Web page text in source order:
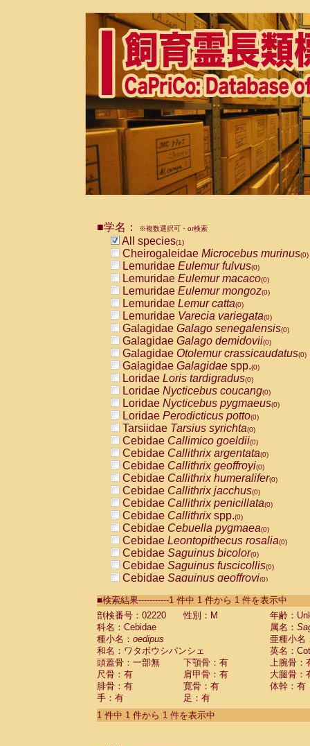
■学名： ※複数選択可・or検索
All species(1)
Cheirogaleidae Microcebus murinus(0)
Lemuridae Eulemur fulvus(0)
Lemuridae Eulemur macaco(0)
Lemuridae Eulemur mongoz(0)
Lemuridae Lemur catta(0)
Lemuridae Varecia variegata(0)
Galagidae Galago senegalensis(0)
Galagidae Galago demidovii(0)
Galagidae Otolemur crassicaudatus(0)
Galagidae Galagidae spp.(0)
Loridae Loris tardigradus(0)
Loridae Nycticebus coucang(0)
Loridae Nycticebus pygmaeus(0)
Loridae Perodicticus potto(0)
Tarsiidae Tarsius syrichta(0)
Cebidae Callimico goeldii(0)
Cebidae Callithrix argentata(0)
Cebidae Callithrix geoffroyi(0)
Cebidae Callithrix humeralifer(0)
Cebidae Callithrix jacchus(0)
Cebidae Callithrix penicillata(0)
Cebidae Callithrixspp.(0)
Cebidae Cebuella pygmaea(0)
Cebidae Leontopithecus rosalia(0)
Cebidae Saguinus bicolor(0)
Cebidae Saguinus fuscicollis(0)
Cebidae Saguinus geoffroyi(0)
CebidaeSaguinus labiatus(0)
Cebidae Saguinus leucopus (0)
Cebidae
Cebidae
CebidaeSaguinus nigricollis (0)
Cebidae Saguinus oedipus
Cebidae Saguinus weddelli
Cebidae Saguinusspp.
Cebidae Aotus trivirgatus
Cebidae Cebus albifrons
■検索結果-----------1 件中 1 件から 1 件を表示中
剖検番号：02220
性別：M
年齢：
科名：Cebidae
属名：
種小名： oedipus
亜種小名
和名：ワタボウシパンシェ
英名：
頭蓋骨：一部無
下顎骨：有
上腕骨：
尺骨：有
肩甲骨：有
大腿骨：
腓骨：有
寛骨：有
体幹：有
手：有
足：有
1 件中 1 件から 1 件を表示中